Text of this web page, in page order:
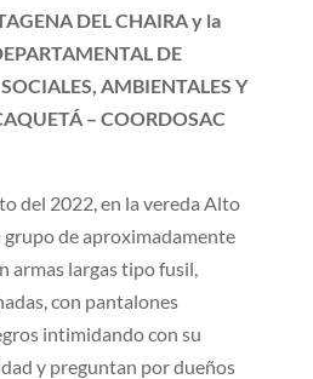
DEL CHAIRA y la
DE
AMBIENTALES Y
– COORDOSAC
del 2022, en la vereda Alto
grupo de aproximadamente
armas largas tipo fusil,
con pantalones
intimidando con su
y preguntan por dueños